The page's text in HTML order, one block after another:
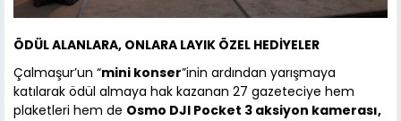
ÖDÜL ALANLARA, ONLARA LAYIK ÖZEL HEDİYELER
Çalmaşur’un “mini konser”inin ardından yarışmaya
katılarak ödül almaya hak kazanan 27 gazeteciye hem
plaketleri hem de Osmo DJI Pocket 3 aksiyon kamerası,